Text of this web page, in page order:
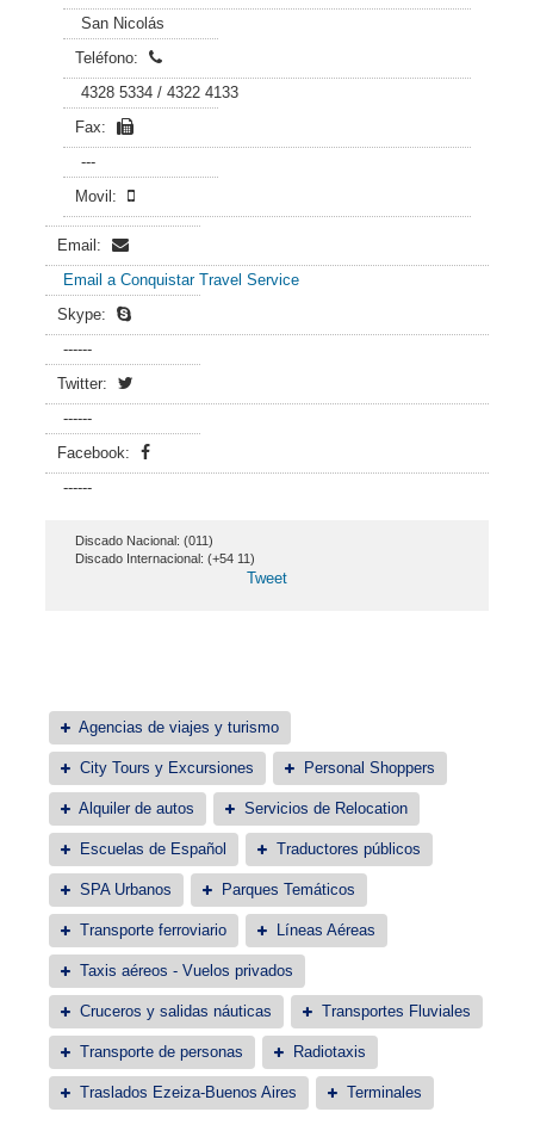
San Nicolás
Teléfono:
4328 5334 / 4322 4133
Fax:
---
Movil:
Email:
Email a Conquistar Travel Service
Skype:
------
Twitter:
------
Facebook:
------
Discado Nacional: (011)
Discado Internacional: (+54 11)
Tweet
Agencias de viajes y turismo
City Tours y Excursiones Personal Shoppers
Alquiler de autos Servicios de Relocation
Escuelas de Español Traductores públicos
SPA Urbanos Parques Temáticos
Transporte ferroviario Líneas Aéreas
Taxis aéreos - Vuelos privados
Cruceros y salidas náuticas Transportes Fluviales
Transporte de personas Radiotaxis
Traslados Ezeiza-Buenos Aires Terminales